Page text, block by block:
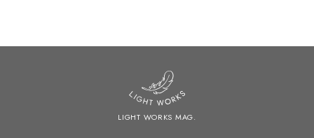
2024
2023
2022
LIGHT WORKS MAG.